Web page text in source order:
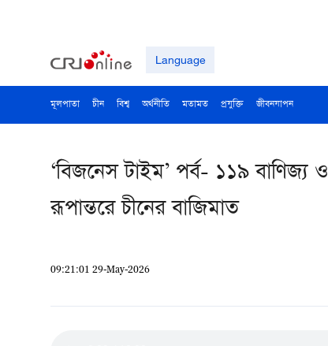
Language
মূলপাতা চীন বিশ্ব অর্থনীতি মতামত প্রযুক্তি জীবনযাপন
‘বিজনেস টাইম’ পর্ব- ১১৯ বাণিজ্য
রূপান্তরে চীনের বাজিমাত
09:21:01 29-May-2026